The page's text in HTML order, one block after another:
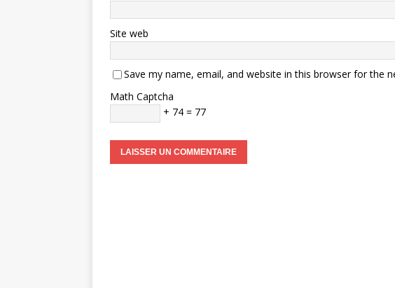
Site web
Save my name, email, and website in this browser for the
Math Captcha
+ 74 = 77